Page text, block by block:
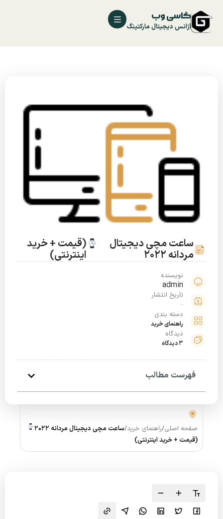
گاسی وب
آژانس دیجیتال مارکتینگ
ساعت مچی دیجیتال
مردانه 2022
(قیمت + خرید
اینترنتی)
نویسنده
admin
تاریخ انتشار
دسته بندی
راهنمای خرید
دیدگاه
3 دیدگاه
فهرست مطالب
صفحه اصلی/راهنمای خرید/ساعت مچی دیجیتال مردانه 2022
(قیمت + خرید اینترنتی)